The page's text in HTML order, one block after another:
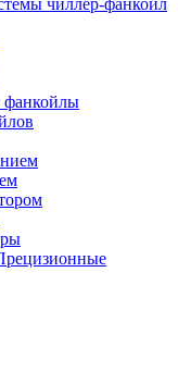
чиллер-фанкойл
фанкойлы